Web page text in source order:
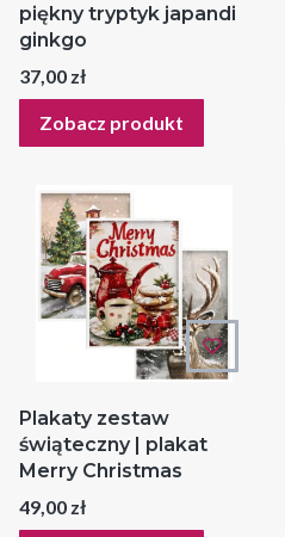
piękny tryptyk japandi
ginkgo
Cena
37,00 zł
Zobacz produkt
Plakaty zestaw
świąteczny | plakat
Merry Christmas
Cena
49,00 zł